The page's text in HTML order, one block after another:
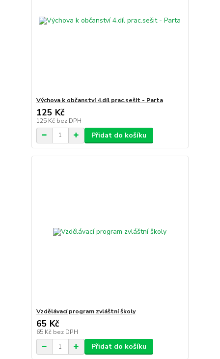
Výchova k občanství 4.díl prac.sešit - Parta
125 Kč
125 Kč bez DPH
Přidat do košíku
Vzdělávací program zvláštní školy
65 Kč
65 Kč bez DPH
Přidat do košíku